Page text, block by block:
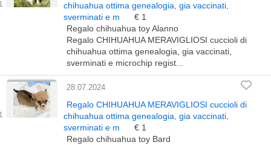
chihuahua ottima genealogia, gia vaccinati,
sverminati e m
€ 1
Regalo chihuahua toy Alanno
Regalo CHIHUAHUA MERAVIGLIOSI cuccioli di
chihuahua ottima genealogia, gia vaccinati,
sverminati e microchip regist...
28.07.2024
Regalo CHIHUAHUA MERAVIGLIOSI cuccioli di
chihuahua ottima genealogia, gia vaccinati,
sverminati e m
€ 1
Regalo chihuahua toy Bard